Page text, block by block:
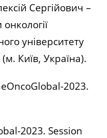
Сергійович –
університету
Київ, Україна).
2023.
2023. Session